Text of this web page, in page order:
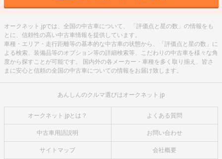
オークネット.jpでは、全国の中古車について、 「評価点と星の数」の情報をも
とに、信頼性の高い中古車情報を提供しています。
車種・エリア・走行距離等の基本的な中古車の状態から、「評価点と星の数」に
よる検索、装備品等のオプション等の詳細検索等、こだわりの中古車を様々な角
度から探すことが可能です。 国内外の各メーカー・車種を多く取り揃え、皆さ
まに安心と信頼の全国の中古車についての情報をお届け致します。
あんしんのクルマ選びはオークネット.jp
オークネット.jpとは？ よくある質問
中古車用語説明 お問い合わせ
サイトマップ 会社概要